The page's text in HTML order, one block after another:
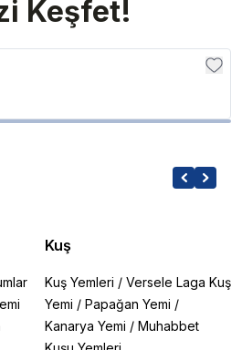
Keşfet!
Kuş
Kuş Yemleri / Versele Laga Kuş
Yemi / Papağan Yemi /
Kanarya Yemi / Muhabbet